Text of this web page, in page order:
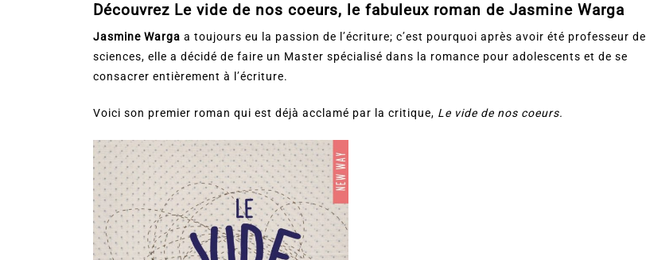
Découvrez Le vide de nos coeurs, le fabuleux roman de Jasmine Warga
Jasmine Warga a toujours eu la passion de l’écriture; c’est pourquoi après avoir été professeur de
sciences, elle a décidé de faire un Master spécialisé dans la romance pour adolescents et de se
consacrer entièrement à l’écriture.
Voici son premier roman qui est déjà acclamé par la critique, Le vide de nos coeurs.